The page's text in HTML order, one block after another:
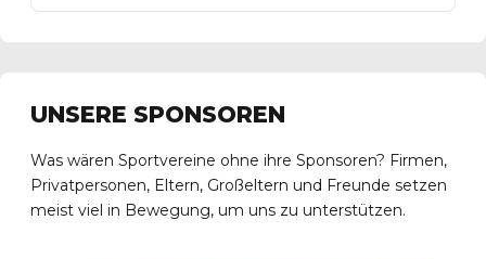
UNSERE SPONSOREN
Was wären Sportvereine ohne ihre Sponsoren? Firmen,
Privatpersonen, Eltern, Großeltern und Freunde setzen
meist viel in Bewegung, um uns zu unterstützen.